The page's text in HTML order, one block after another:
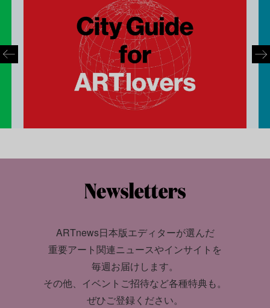
ARTnews日本版エディターが選んだ
重要アート関連ニュースやインサイトを
毎週お届けします。
その他、イベントご招待など各種特典も。
ぜひご登録ください。